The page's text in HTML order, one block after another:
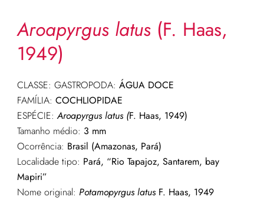
Aroapyrgus latus(F. Haas,
1949)
CLASSE: GASTROPODA: ÁGUA DOCE
FAMÍLIA: COCHLIOPIDAE
ESPÉCIE:Aroapyrgus latus (F. Haas, 1949)
Tamanho médio: 3 mm
Ocorrência: Brasil (Amazonas, Pará)
Localidade tipo: Pará, “Rio Tapajoz, Santarem, bay
Mapiri”
Nome original: Potamopyrgus latusF. Haas, 1949